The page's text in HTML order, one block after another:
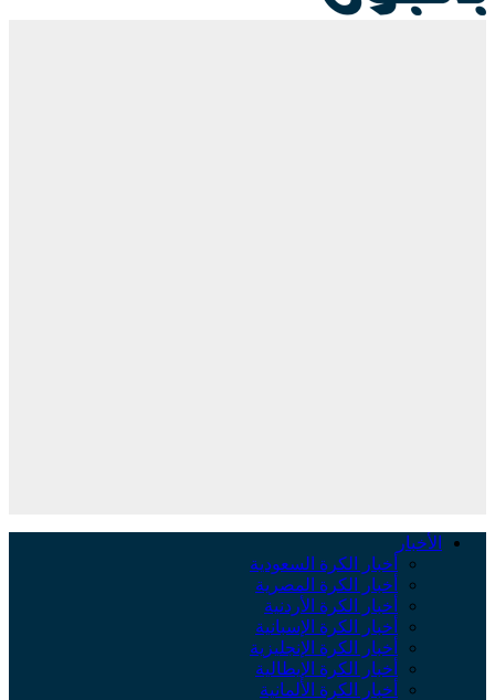
أخبار الكرة السعودية
أخبار الكرة المصرية
أخبار الكرة الأردنية
أخبار الكرة الإسبانية
أخبار الكرة الإنجليزية
أخبار الكرة الإيطالية
أخبار الكرة الألمانية